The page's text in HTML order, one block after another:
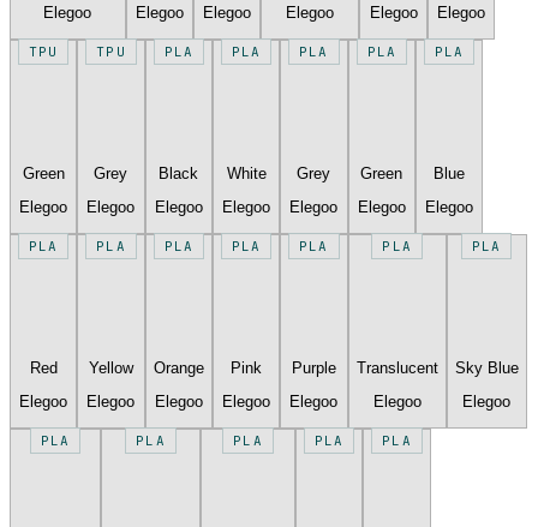
Elegoo
Elegoo
Elegoo
Elegoo
Elegoo
Elegoo
TPU
Green
Elegoo
TPU
Grey
Elegoo
PLA
Black
Elegoo
PLA
White
Elegoo
PLA
Grey
Elegoo
PLA
Green
Elegoo
PLA
Blue
Elegoo
PLA
Red
Elegoo
PLA
Yellow
Elegoo
PLA
Orange
Elegoo
PLA
Pink
Elegoo
PLA
Purple
Elegoo
PLA
Translucent
Elegoo
PLA
Sky Blue
Elegoo
PLA PLA PLA PLA PLA